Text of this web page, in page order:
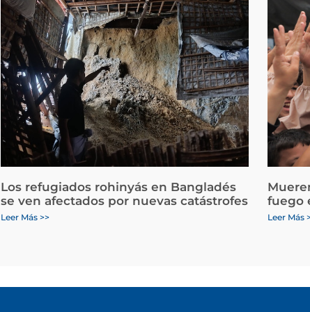
Los refugiados rohinyás en Bangladés
se ven afectados por nuevas catástrofes
Leer Más >>
fuego
Leer Más